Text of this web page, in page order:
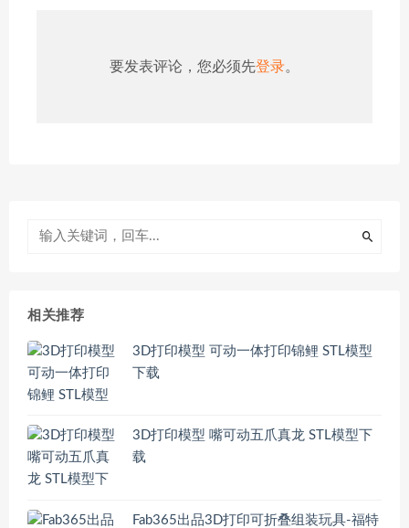
要发表评论，您必须先登录。
相关推荐
3D打印模型 可动一体打印锦鲤 STL模型
下载
3D打印模型 嘴可动五爪真龙 STL模型下
载
Fab365出品3D打印可折叠组装玩具-福特